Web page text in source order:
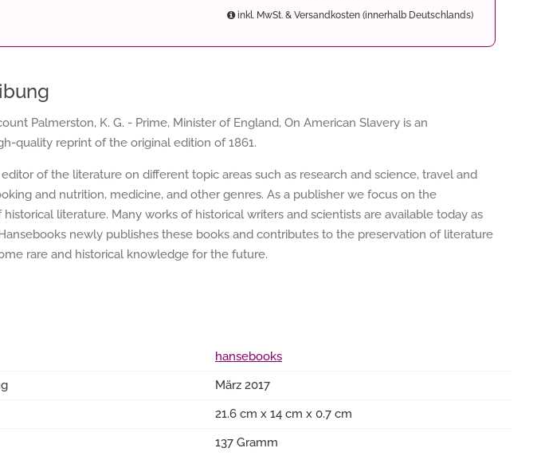
inkl. MwSt. & Versandkosten (innerhalb Deutschlands)
Palmerston, K. G. - Prime, Minister of England, On American Slavery is an
quality reprint of the original edition of 1861.
of the literature on different topic areas such as research and science, travel and
and nutrition, medicine, and other genres. As a publisher we focus on the
historical literature. Many works of historical writers and scientists are available today as
newly publishes these books and contributes to the preservation of literature
rare and historical knowledge for the future.
hansebooks
März 2017
21.6 cm x 14 cm x 0.7 cm
137 Gramm